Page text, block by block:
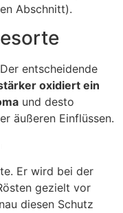
Abschnitt).
entscheidende
oxidiert ein
und desto
äußeren Einflüssen.
Er wird bei der
gezielt vor
diesen Schutz